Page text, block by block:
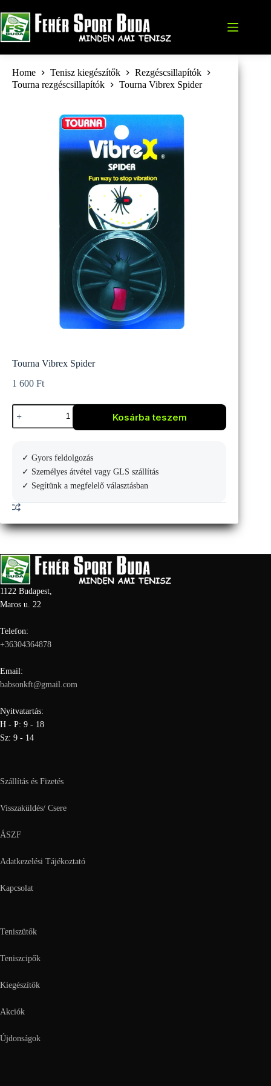
to
content
Home Tenisz kiegészítők
Rezgéscsillapítók
Tourna rezgéscsillapítók
Tourna Vibrex Spider
Tourna Vibrex Spider
1 600 Ft
Tourna
Vibrex
Spider
Kosárba teszem
✓ Gyors feldolgozás
✓ Személyes átvétel vagy GLS szállítás
✓ Segítünk a megfelelő választásban
1122 Budapest,
Maros u. 22
Telefon:
+36304364878
Email:
babsonkft@gmail.com
Nyitvatartás:
H - P: 9 - 18
Sz: 9 - 14
Szállítás és Fizetés
Visszaküldés/ Csere
ÁSZF
Adatkezelési Tájékoztató
Kapcsolat
Teniszütők
Teniszcipők
Kiegészítők
Akciók
Újdonságok